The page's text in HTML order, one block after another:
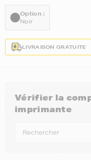
Option :
Noir
LIVRAISON GRATUITE
Vérifier la
imprimante